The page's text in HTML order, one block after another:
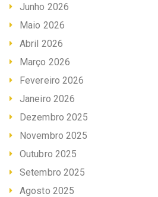
Junho 2026
Maio 2026
Abril 2026
Março 2026
Fevereiro 2026
Janeiro 2026
Dezembro 2025
Novembro 2025
Outubro 2025
Setembro 2025
Agosto 2025